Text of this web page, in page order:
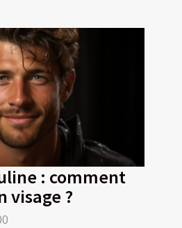
: comment
visage ?